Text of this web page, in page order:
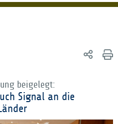
beigelegt:
Signal an die